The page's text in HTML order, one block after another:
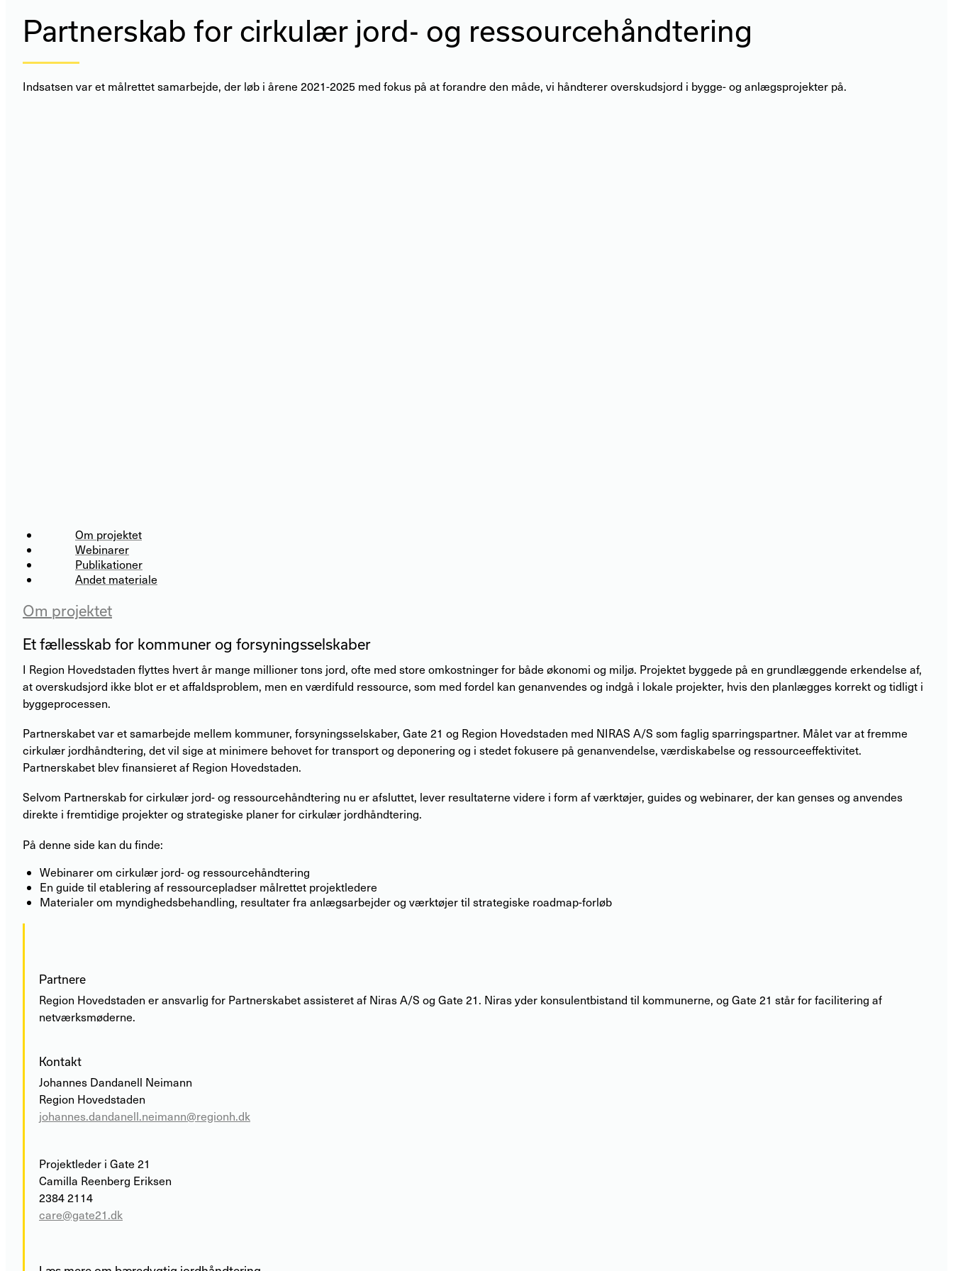
Partnerskab for cirkulær jord- og ressourcehåndtering
Indsatsen var et målrettet samarbejde, der løb i årene 2021-2025 med fokus på at forandre den måde, vi håndterer overskudsjord i bygge- og anlægsprojekter på.
Om projektet
Webinarer
Publikationer
Andet materiale
Om projektet
Et fællesskab for kommuner og forsyningsselskaber
I Region Hovedstaden flyttes hvert år mange millioner tons jord, ofte med store omkostninger for både økonomi og miljø. Projektet byggede på en grundlæggende erkendelse af,
at overskudsjord ikke blot er et affaldsproblem, men en værdifuld ressource, som med fordel kan genanvendes og indgå i lokale projekter, hvis den planlægges korrekt og tidligt i
byggeprocessen.
Partnerskabet var et samarbejde mellem kommuner, forsyningsselskaber, Gate 21 og Region Hovedstaden med NIRAS A/S som faglig sparringspartner. Målet var at fremme
cirkulær jordhåndtering, det vil sige at minimere behovet for transport og deponering og i stedet fokusere på genanvendelse, værdiskabelse og ressourceeffektivitet.
Partnerskabet blev finansieret af Region Hovedstaden.
Selvom Partnerskab for cirkulær jord- og ressourcehåndtering nu er afsluttet, lever resultaterne videre i form af værktøjer, guides og webinarer, der kan genses og anvendes
direkte i fremtidige projekter og strategiske planer for cirkulær jordhåndtering.
På denne side kan du finde:
Webinarer om cirkulær jord- og ressourcehåndtering
En guide til etablering af ressourcepladser målrettet projektledere
Materialer om myndighedsbehandling, resultater fra anlægsarbejder og værktøjer til strategiske roadmap-forløb
Partnere
Region Hovedstaden er ansvarlig for Partnerskabet assisteret af NirasA/S og Gate 21. Nirasyder konsulentbistand til kommunerne, og Gate 21 står for facilitering af
netværksmøderne.
Kontakt
Johannes Dandanell Neimann
Region Hovedstaden
johannes.dandanell.neimann@regionh.dk
Projektleder i Gate 21
Camilla Reenberg Eriksen
2384 2114
care@gate21.dk